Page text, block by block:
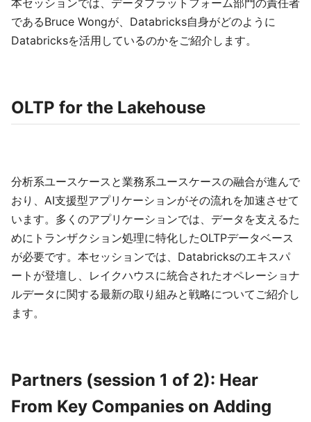
本セッションでは、データプラットフォーム部門の責任者
であるBruce Wongが、Databricks自身がどのように
Databricksを活用しているのかをご紹介します。
OLTP for the Lakehouse
分析系ユースケースと業務系ユースケースの融合が進んで
おり、AI支援型アプリケーションがその流れを加速させて
います。多くのアプリケーションでは、データを支えるた
めにトランザクション処理に特化したOLTPデータベース
が必要です。本セッションでは、Databricksのエキスパ
ートが登壇し、レイクハウスに統合されたオペレーショナ
ルデータに関する最新の取り組みと戦略についてご紹介し
ます。
Partners (session 1 of 2): Hear
From Key Companies on Adding